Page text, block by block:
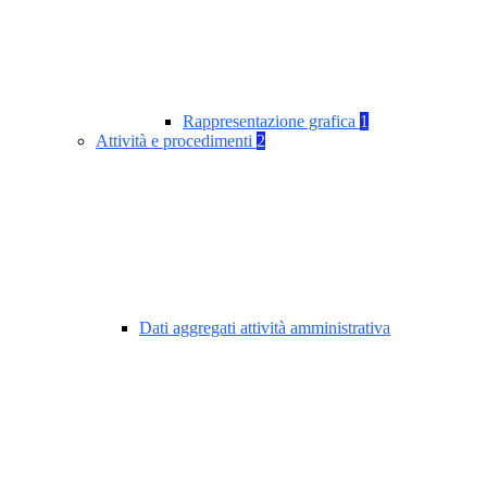
Rappresentazione grafica 1
Attività e procedimenti 2
Dati aggregati attività amministrativa